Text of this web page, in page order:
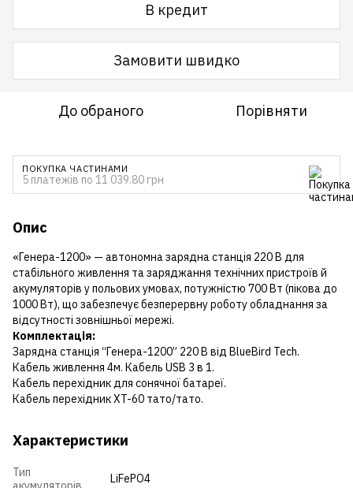
В кредит
Замовити швидко
До обраного Порівняти
ПОКУПКА ЧАСТИНАМИ
5 платежів по 11 039.80 грн
Опис
«Генера-1200» — автономна зарядна станція 220 В для
стабільного живлення та заряджання технічних пристроїв й
акумуляторів у польових умовах, потужністю 700 Вт (пікова до
1000 Вт), що забезпечує безперервну роботу обладнання за
відсутності зовнішньої мережі.
Комплектація:
Зарядна станція “Генера-1200” 220 В від BlueBird Tech.
Кабель живлення 4м. Кабель USB 3 в 1.
Кабель перехідник для сонячної батареї.
Кабель перехідник XT-60 тато/тато.
Характеристики
Тип
LiFePO4